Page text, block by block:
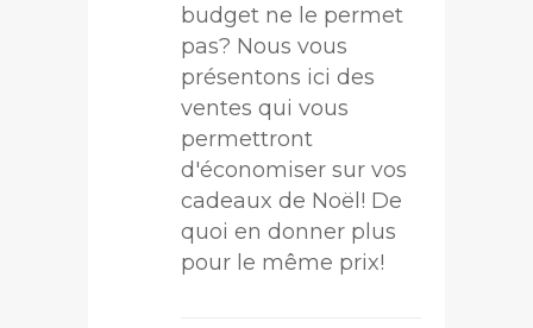
budget ne le permet
pas? Nous vous
présentons ici des
ventes qui vous
permettront
d'économiser sur vos
cadeaux de Noël! De
quoi en donner plus
pour le même prix!